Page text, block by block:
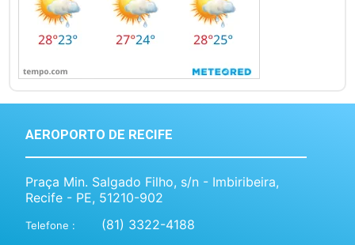
AEROPORTO DE RECIFE
Praça Min. Salgado Filho, s/n - Imbiribeira,
Recife - PE, 51210-902
Telefone : (81) 3322-4188